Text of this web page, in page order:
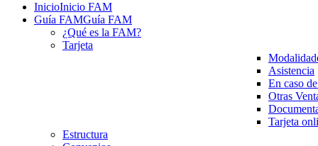
InicioInicio FAM
Guía FAMGuía FAM
¿Qué es la FAM?
Tarjeta
Asistencia
En caso
Otras
Tarjeta
Estructura